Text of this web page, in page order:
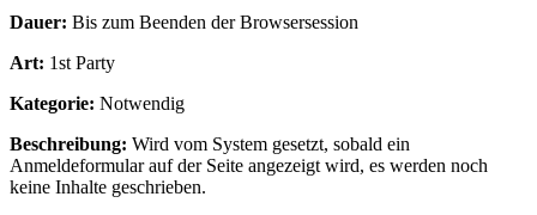
Dauer: Bis zum Beenden der Browsersession
Art: 1st Party
Kategorie: Notwendig
Beschreibung: Wird vom System gesetzt, sobald ein
Anmeldeformular auf der Seite angezeigt wird, es werden noch
keine Inhalte geschrieben.